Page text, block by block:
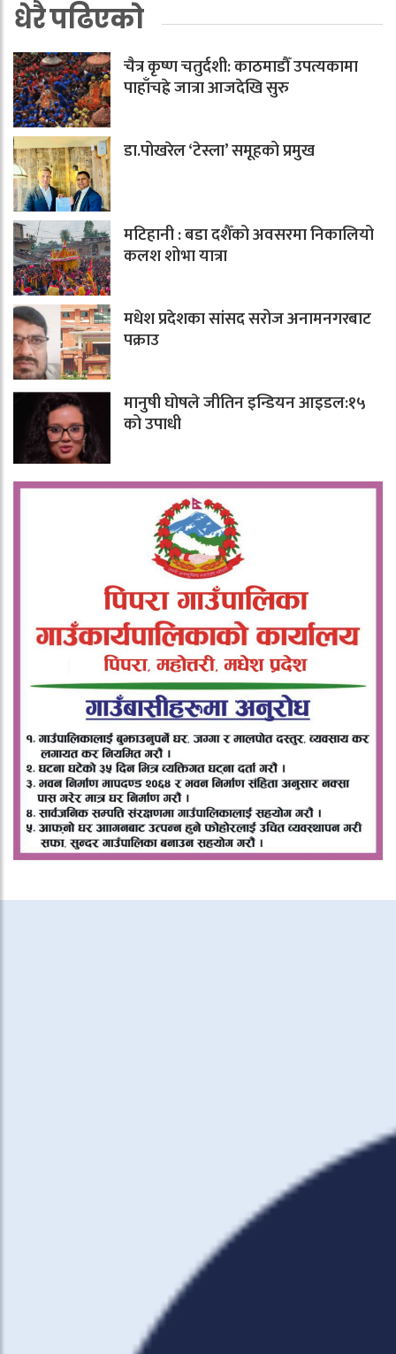
धेरै पढिएको
चैत्र कृष्ण चतुर्दशी: काठमाडौँ उपत्यकामा
पाहाँचह्रे जात्रा आजदेखि सुरु
डा.पोखरेल ‘टेस्ला’ समूहको प्रमुख
मटिहानी : बडा दशैँको अवसरमा निकालियो
कलश शोभा यात्रा
मधेश प्रदेशका सांसद सरोज अनामनगरबाट
पक्राउ
मानुषी घोषले जीतिन इन्डियन आइडल:१५
को उपाधी